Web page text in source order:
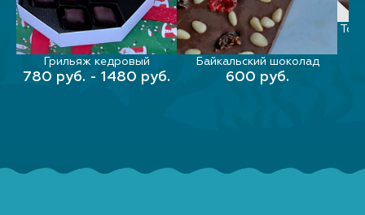
ВЫБЕРИТЕ ПАРАМЕТРЫ
Грильяж кедровый
780 руб. - 1480 руб. ВЫБЕРИТЕ ПАРАМЕТРЫ
Байкальский шоколад
600 руб.